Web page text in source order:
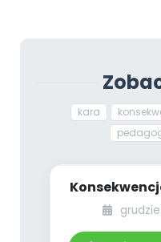
kara
kar – o co